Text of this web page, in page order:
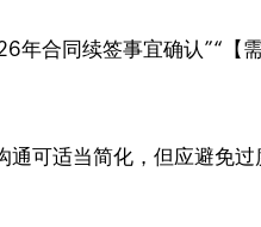
年合同续签事宜确认”“【
可适当简化，但应避免过